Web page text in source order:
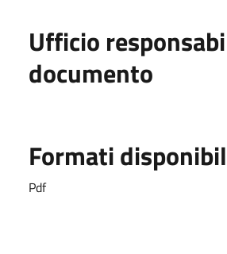
Ufficio
documento
Formati
Pdf